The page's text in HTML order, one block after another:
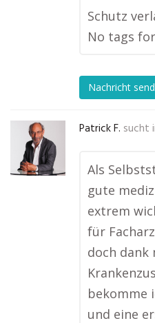
Schutz
No tags
Nachricht
Patrick F. sucht
Als
gute
extrem
für
doch dank
bekomme
und eine